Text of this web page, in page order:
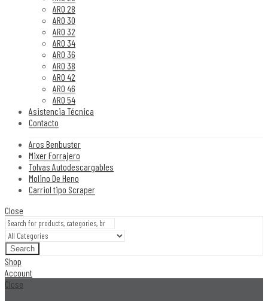
ARO 28
ARO 30
ARO 32
ARO 34
ARO 36
ARO 38
ARO 42
ARO 46
ARO 54
Asistencia Técnica
Contacto
Aros Benbuster
Mixer Forrajero
Tolvas Autodescargables
Molino De Heno
Carriol tipo Scraper
Close
Search
Shop
Account
Close